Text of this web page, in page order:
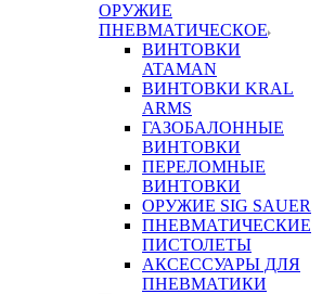
ОРУЖИЕ
ПНЕВМАТИЧЕСКОЕ
ВИНТОВКИ
ATAMAN
ВИНТОВКИ KRAL
ARMS
ГАЗОБАЛОННЫЕ
ВИНТОВКИ
ПЕРЕЛОМНЫЕ
ВИНТОВКИ
ОРУЖИЕ SIG SAUER
ПНЕВМАТИЧЕСКИЕ
ПИСТОЛЕТЫ
АКСЕССУАРЫ ДЛЯ
ПНЕВМАТИКИ